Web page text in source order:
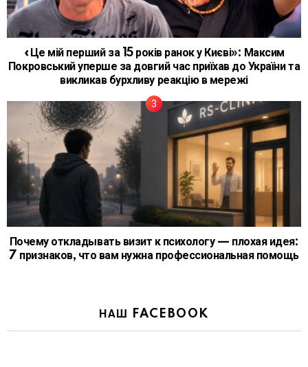
«Це мій перший за 15 років ранок у Києві»: Максим
Покровський уперше за довгий час приїхав до України та
викликав бурхливу реакцію в мережі
Почему откладывать визит к психологу — плохая идея:
7 признаков, что вам нужна профессиональная помощь
НАШ FACEBOOK